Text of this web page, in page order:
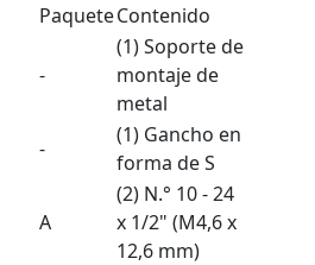
PaqueteContenido
-
(1) Soporte de
montaje de
metal
-
(1) Gancho en
forma de S
A
(2) N.° 10 - 24
x 1/2" (M4,6 x
12,6 mm)